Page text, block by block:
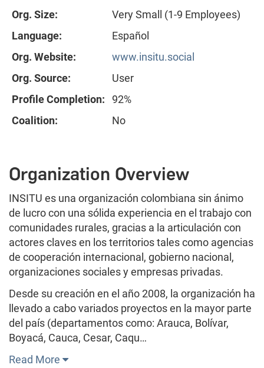
Org. Size:
Very Small (1-9 Employees)
Language:
Español
Org. Website:
www.insitu.social
Org. Source:
User
Profile Completion:
92%
Coalition:
No
Organization Overview
INSITU es una organización colombiana sin ánimo
de lucro con una sólida experiencia en el trabajo con
comunidades rurales, gracias a la articulación con
actores claves en los territorios tales como agencias
de cooperación internacional, gobierno nacional,
organizaciones sociales y empresas privadas.
Desde su creación en el año 2008, la organización ha
llevado a cabo variados proyectos en la mayor parte
del país (departamentos como: Arauca, Bolívar,
Boyacá, Cauca, Cesar, Caqu…
Read More